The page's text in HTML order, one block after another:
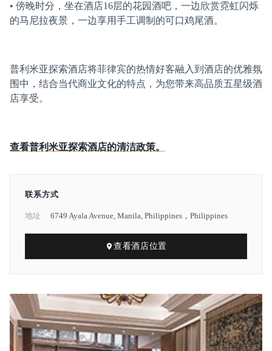
• 傍晚时分，坐在酒店16层的花园酒吧，一边欣赏霓虹闪烁
的马尼拉夜景，一边享用手工调制的可口鸡尾酒。
普利米亚探索酒店将菲律宾的热情好客融入到酒店的优雅氛
围中，结合当代商业文化的特点，为您带来高品质五星级酒
店享受。
查看普利米亚探索酒店的清洁政策。
联系方式
地址 6749 Ayala Avenue, Manila, Philippines，Philippines
查看酒店位置